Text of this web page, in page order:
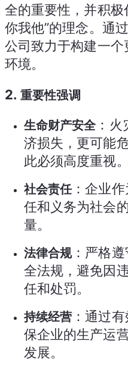
全的重要性，并积极
你我他”的理念。通
公司致力于构建一
环境。
2.重要性强调
生命财产安全：火
济损失，更可能
此必须高度重视。
社会责任：企业
任和义务为社会
量。
法律合规：严格
全法规，避免因
任和处罚。
持续经营 ：通过
保企业的生产运
发展。